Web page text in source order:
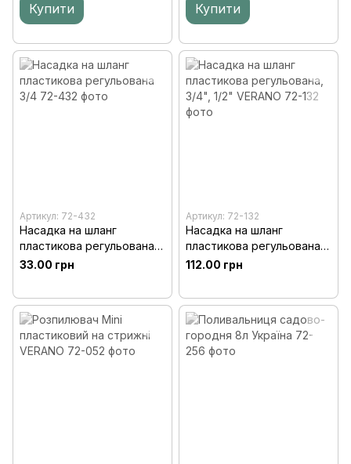
Купити Купити
Артикул: 72-432
Насадка на шланг
пластикова регульована
3/4
33.00 грн
Артикул: 72-132
Насадка на шланг
пластикова регульована,
3/4", 1/2" VERANO
112.00 грн